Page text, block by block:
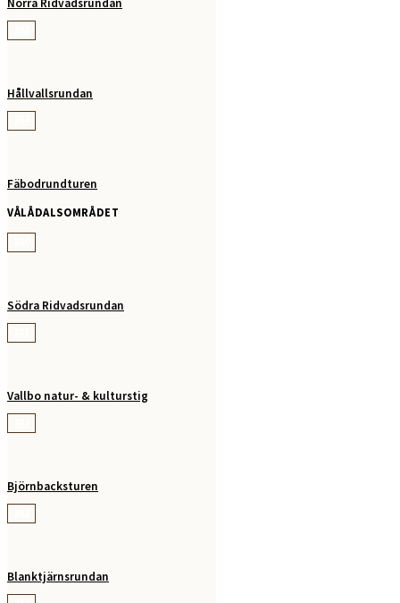
Norra Ridvadsrundan
Hållvallsrundan
Fäbodrundturen
VÅLÅDALSOMRÅDET
Södra Ridvadsrundan
Vallbo natur- & kulturstig
Björnbacksturen
Blanktjärnsrundan